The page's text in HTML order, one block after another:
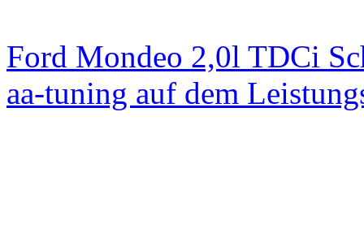
Ford Mondeo 2,0l TDCi
aa-tuning auf dem